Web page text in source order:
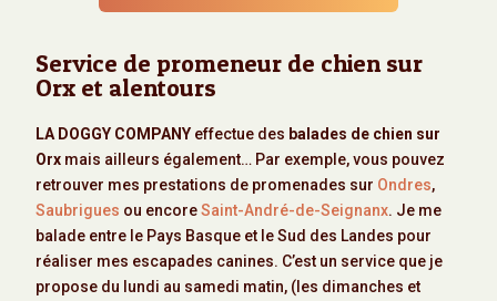
Service de promeneur de chien sur
Orx et alentours
LA DOGGY COMPANY effectue des balades de chien sur
Orx mais ailleurs également… Par exemple, vous pouvez
retrouver mes prestations de promenades sur Ondres,
Saubrigues ou encoreSaint-André-de-Seignanx. Je me
balade entre le Pays Basque et le Sud des Landes pour
réaliser mes escapades canines. C’est un service que je
propose du lundi au samedi matin, (les dimanches et